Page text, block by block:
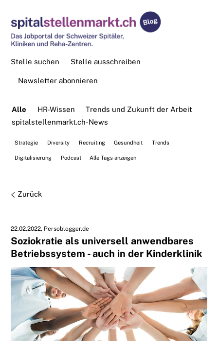
Stelle ausschreiben
Stelle suchen
Newsletter abonnieren
Alle HR-Wissen
Trends und Zukunft der Arbeit
spitalstellenmarkt.ch-News
Strategie Diversity Recruiting Gesundheit Trends
Digitalisierung Podcast Alle Tags anzeigen
Zurück
22.02.2022 Persoblogger.de
Soziokratie als universell anwendbares
Betriebssystem - auch in der Kinderklinik